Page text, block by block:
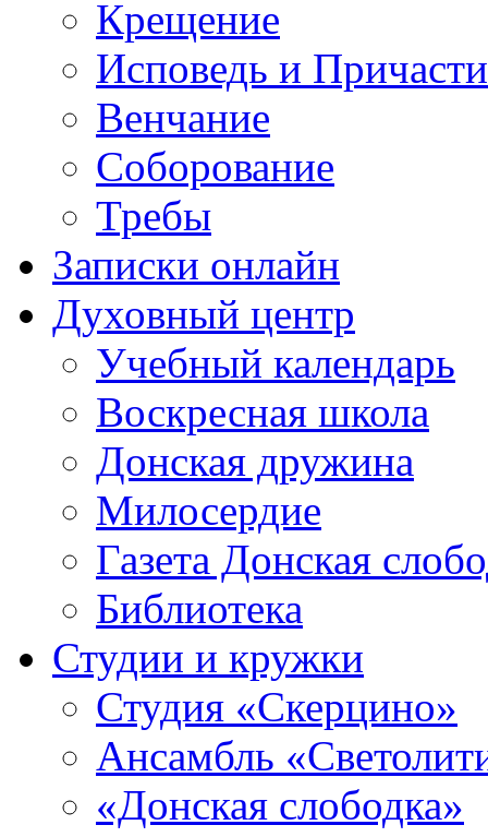
Крещение
Исповедь и
Венчание
Соборование
Требы
Записки онлайн
Духовный центр
Учебный календарь
Воскресная школа
Донская дружина
Милосердие
Газета Донская
Библиотека
Студии и кружки
Студия «Скерцино»
Ансамбль
«Донская слободка»